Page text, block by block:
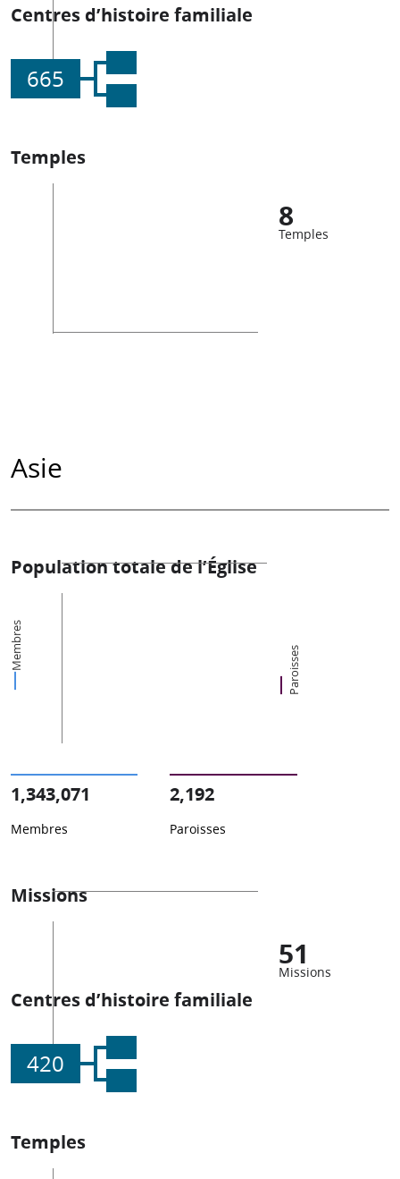
Centres d’histoire familiale
665
Temples
8
Temples
Asie
Population totale de l’Église
Membres Paroisses
1,343,071
Membres
2,192
Paroisses
Missions
51
Missions
Centres d’histoire familiale
420
Temples